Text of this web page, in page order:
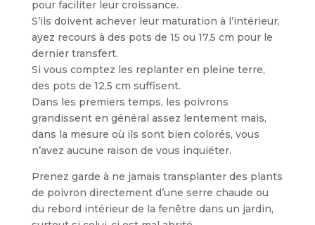
pour faciliter leur croissance.
S’ils doivent achever leur maturation à l’intérieur,
ayez recours à des pots de 15 ou 17,5 cm pour le
dernier transfert.
Si vous comptez les replanter en pleine terre,
des pots de 12,5 cm suffisent.
Dans les premiers temps, les poivrons
grandissent en général assez lentement mais,
dans la mesure où ils sont bien colorés, vous
n’avez aucune raison de vous inquiéter.
Prenez garde à ne jamais transplanter des plants
de poivron directement d’une serre chaude ou
du rebord intérieur de la fenêtre dans un jardin,